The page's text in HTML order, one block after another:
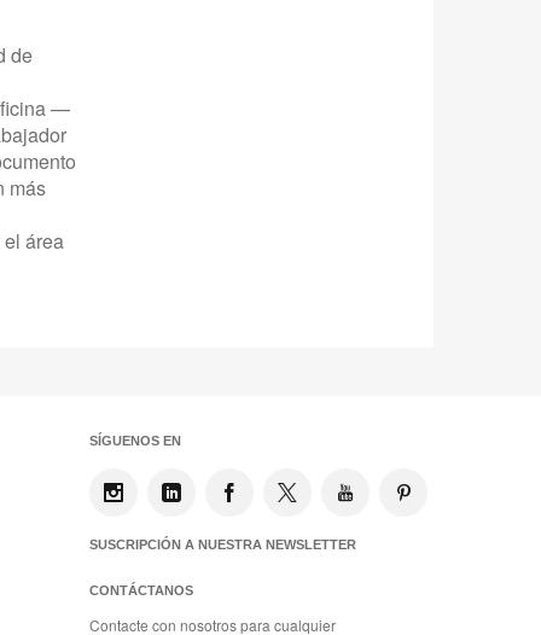
de
—
más
área
SÍGUENOS EN
SUSCRIPCIÓN A NUESTRA NEWSLETTER
CONTÁCTANOS
Contacte con nosotros para cualquier